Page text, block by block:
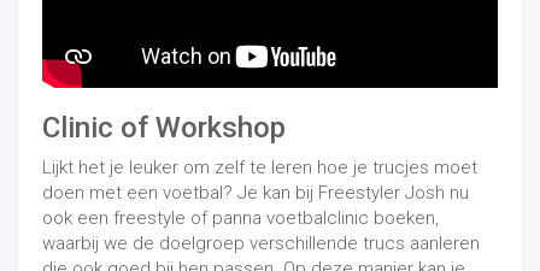
Clinic of Workshop
Lijkt het je leuker om zelf te leren hoe je trucjes moet
doen met een voetbal? Je kan bij Freestyler Josh nu
ook een freestyle of panna voetbalclinic boeken,
waarbij we de doelgroep verschillende trucs aanleren